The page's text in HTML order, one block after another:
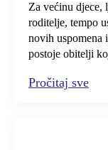
Za većinu djece,
roditelje, tempo
novih uspomena
postoje obitelji
Pročitaj sve